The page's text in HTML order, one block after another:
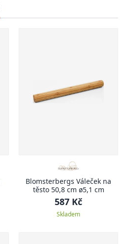
Blomsterbergs Váleček na
těsto 50,8 cm ø5,1 cm
587 Kč
Skladem